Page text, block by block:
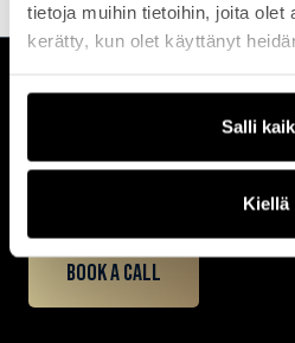
tietoja muihin tietoihin, joita olet
kerätty, kun olet käyttänyt
Salli
Kiellä
Keilaranta 1 A, 02150 Espoo
+358 (0)20 780 6220
Book a call